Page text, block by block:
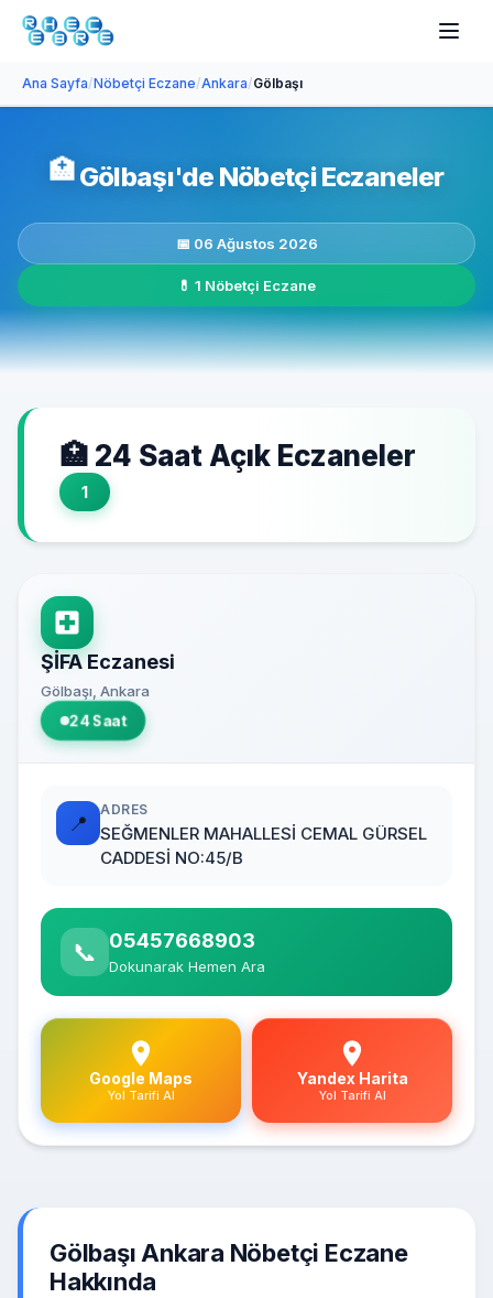
Ana Sayfa/Nöbetçi Eczane/Ankara/Gölbaşı
🏥Gölbaşı'de Nöbetçi Eczaneler
📅 06 Ağustos 2026
💊 1 Nöbetçi Eczane
🏥 24 Saat Açık Eczaneler
1
ŞİFA Eczanesi
Gölbaşı, Ankara
24 Saat
📍
ADRES
SEĞMENLER MAHALLESİ CEMAL GÜRSEL
CADDESİ NO:45/B
📞 05457668903
Dokunarak Hemen Ara
Google Maps
Yol Tarifi Al
Yandex Harita
Yol Tarifi Al
Gölbaşı Ankara Nöbetçi Eczane
Hakkında